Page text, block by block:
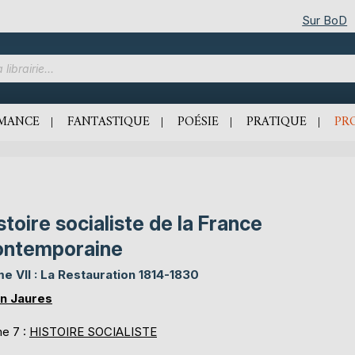
Sur BoD
FANTASTIQUE POÉSIE PRATIQUE
socialiste de la France
VII : La Restauration 1814-1830
Jaures
7 : HISTOIRE SOCIALISTE